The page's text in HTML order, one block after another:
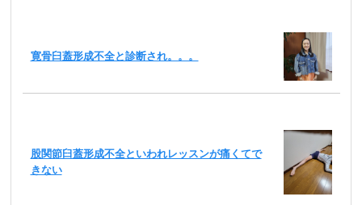
寛骨臼蓋形成不全と診断され。。。
股関節臼蓋形成不全といわれレッスンが痛くてで
きない